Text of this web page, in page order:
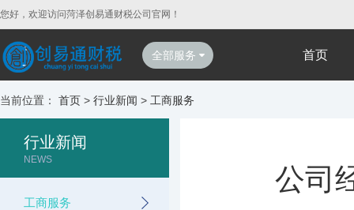
您好，欢迎访问菏泽创易通财税公司官网！
全部服务 首页
当前位置： 首页 > 行业新闻 > 工商服务
行业新闻
NEWS
工商服务
公司